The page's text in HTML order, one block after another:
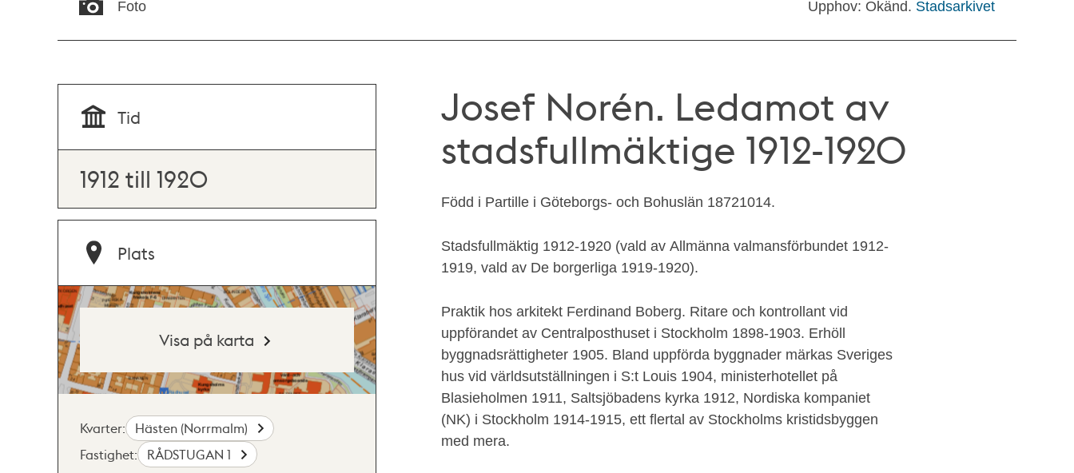
Foto Upphov: Okänd. Stadsarkivet
Josef Norén. Ledamot av
stadsfullmäktige 1912-1920
Född i Partille i Göteborgs- och Bohuslän 18721014.
Stadsfullmäktig 1912-1920 (vald av Allmänna valmansförbundet 1912-
1919, vald av De borgerliga 1919-1920).
Praktik hos arkitekt Ferdinand Boberg. Ritare och kontrollant vid
uppförandet av Centralposthuset i Stockholm 1898-1903. Erhöll
byggnadsrättigheter 1905. Bland uppförda byggnader märkas Sveriges
hus vid världsutställningen i S:t Louis 1904, ministerhotellet på
Blasieholmen 1911, Saltsjöbadens kyrka 1912, Nordiska kompaniet
(NK) i Stockholm 1914-1915, ett flertal av Stockholms kristidsbyggen
med mera.
Tid
1912 till 1920
Plats
Visa på karta
Kvarter:
Hästen (Norrmalm)
Fastighet:
RÅDSTUGAN 1